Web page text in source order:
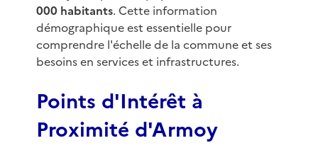
000 habitants. Cette information
démographique est essentielle pour
comprendre l'échelle de la commune et ses
besoins en services et infrastructures.
Points d'Intérêt à
Proximité d'Armoy